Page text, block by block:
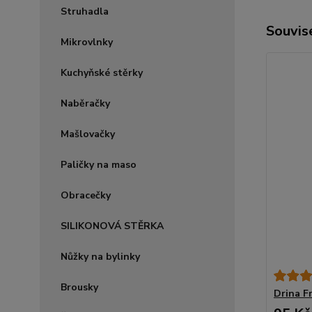
Struhadla
Mikrovlnky
Kuchyňské stěrky
Naběračky
Mašlovačky
Paličky na maso
Obracečky
SILIKONOVÁ STĚRKA
Nůžky na bylinky
Brousky Drina